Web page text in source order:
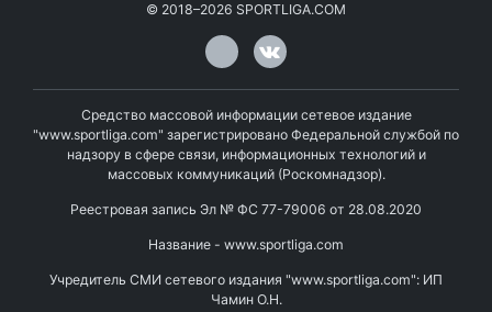
© 2018–2026 SPORTLIGA.COM
Средство массовой информации сетевое издание
"www.sportliga.com" зарегистрировано Федеральной службой по
надзору в сфере связи, информационных технологий и
массовых коммуникаций (Роскомнадзор).
Реестровая запись Эл № ФС 77-79006 от 28.08.2020
Название - www.sportliga.com
Учредитель СМИ сетевого издания "www.sportliga.com": ИП
Чамин О.Н.